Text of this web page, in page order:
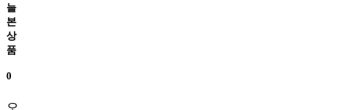
늘
본
상
품
0
오